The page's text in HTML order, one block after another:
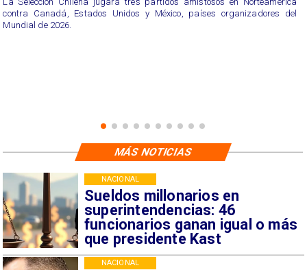
contra Canadá, Estados Unidos y México, países organizadores del
Mundial de 2026.
Sueldos millonarios en
superintendencias: 46
funcionarios ganan igual o más
que presidente Kast
NACIONAL
NACIONAL
MÁS NOTICIAS